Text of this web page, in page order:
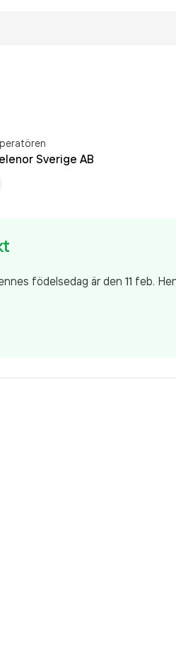
Sverige AB
födelsedag är den 11 feb.